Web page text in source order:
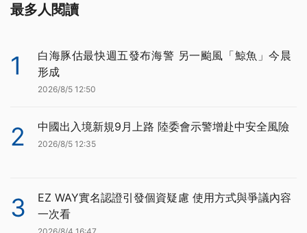
最多人閱讀
1
白海豚估最快週五發布海警 另一颱風「鯨魚」今晨
形成
2026/8/5 12:50
2 中國出入境新規9月上路 陸委會示警增赴中安全風險
2026/8/5 12:35
3
EZ WAY實名認證引發個資疑慮 使用方式與爭議內容
一次看
2026/8/4 16:47